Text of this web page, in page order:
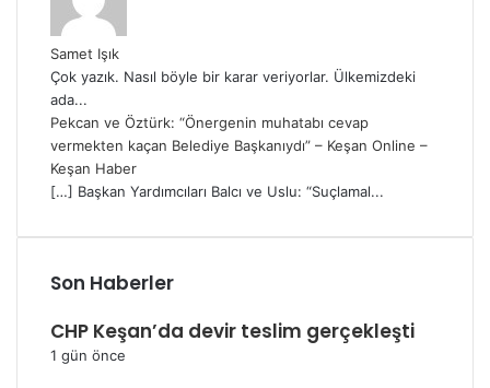
Samet Işık
Çok yazık. Nasıl böyle bir karar veriyorlar. Ülkemizdeki
ada...
Pekcan ve Öztürk: “Önergenin muhatabı cevap
vermekten kaçan Belediye Başkanıydı” – Keşan Online –
Keşan Haber
[…] Başkan Yardımcıları Balcı ve Uslu: “Suçlamal...
Son Haberler
CHP Keşan’da devir teslim gerçekleşti
1 gün önce